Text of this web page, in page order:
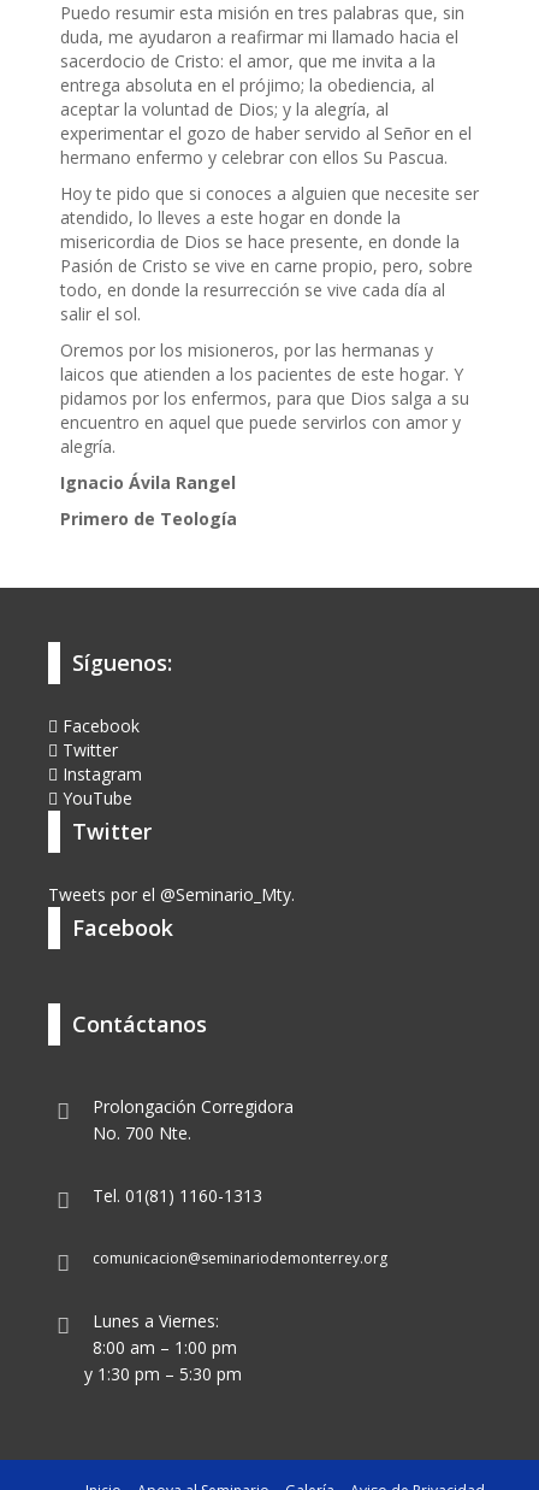
Puedo resumir esta misión en tres palabras que, sin
duda, me ayudaron a reafirmar mi llamado hacia el
sacerdocio de Cristo: el amor, que me invita a la
entrega absoluta en el prójimo; la obediencia, al
aceptar la voluntad de Dios; y la alegría, al
experimentar el gozo de haber servido al Señor en el
hermano enfermo y celebrar con ellos Su Pascua.
Hoy te pido que si conoces a alguien que necesite ser
atendido, lo lleves a este hogar en donde la
misericordia de Dios se hace presente, en donde la
Pasión de Cristo se vive en carne propio, pero, sobre
todo, en donde la resurrección se vive cada día al
salir el sol.
Oremos por los misioneros, por las hermanas y
laicos que atienden a los pacientes de este hogar. Y
pidamos por los enfermos, para que Dios salga a su
encuentro en aquel que puede servirlos con amor y
alegría.
Ignacio Ávila Rangel
Primero de Teología
Síguenos:
Facebook
Twitter
Instagram
YouTube
Twitter
Tweets por el @Seminario_Mty.
Facebook
Contáctanos
Prolongación Corregidora
No. 700 Nte.
Tel. 01(81) 1160-1313
comunicacion@seminariodemonterrey.org
Lunes a Viernes:
8:00 am – 1:00 pm
y 1:30 pm – 5:30 pm